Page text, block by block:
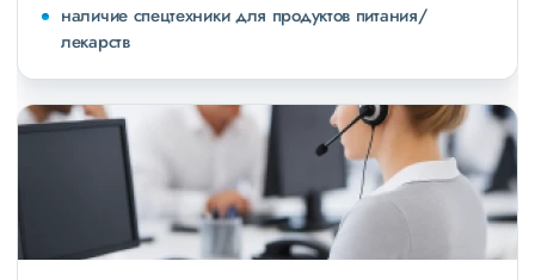
наличие спецтехники для продуктов питания/
лекарств